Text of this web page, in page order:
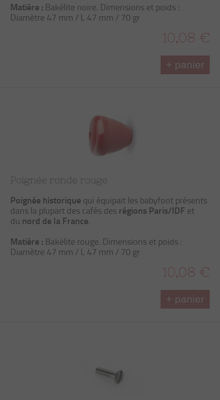
Matière : Bakélite noire. Dimensions et poids :
Diamètre 47 mm / L 47 mm / 70 gr
10,08 €
+ panier
Poignée ronde rouge
Poignée historique qui équipait les babyfoot présents
dans la plupart des cafés des régions Paris/IDF et
du nord de la France.
Matière : Bakélite rouge. Dimensions et poids :
Diamètre 47 mm / L 47 mm / 70 gr
10,08 €
+ panier